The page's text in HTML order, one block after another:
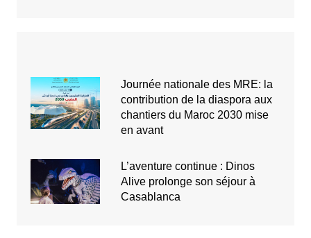
Journée nationale des MRE: la
contribution de la diaspora aux
chantiers du Maroc 2030 mise
en avant
L’aventure continue : Dinos
Alive prolonge son séjour à
Casablanca